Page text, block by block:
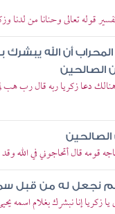
قوله تعالى وحنانا من لدنا
أن الله
الصالحين
دعا زكريا ربه قال رب هب
قومه قال أتحاجوني في الله
لم نجعل له من قبل
زكريا إنا نبشرك بغلام اسمه